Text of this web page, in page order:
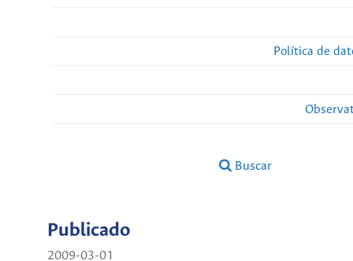
Política de
Buscar
Publicado
2009-03-01